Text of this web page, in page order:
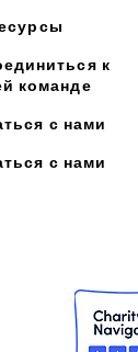
к
команде
с нами
с нами